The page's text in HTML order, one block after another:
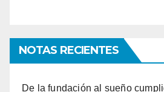
NOTAS RECIENTES
De la fundación al sueño